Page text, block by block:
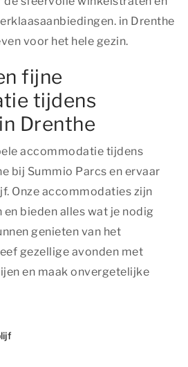
in Drenthe
voor het hele gezin.
fijne
tijdens
Drenthe
accommodatie tijdens
bij Summio Parcs en ervaar
Onze accommodaties zijn
bieden alles wat je nodig
genieten van het
gezellige avonden met
en maak onvergetelijke